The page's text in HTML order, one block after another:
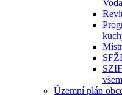
Voda
všem
Územní plán